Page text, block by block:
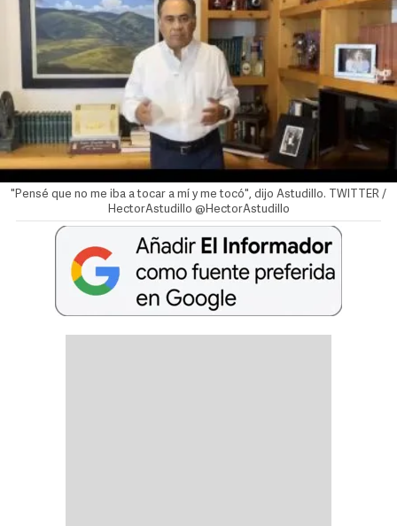
"Pensé que no me iba a tocar a mí y me tocó", dijo Astudillo. TWITTER /
HectorAstudillo @HectorAstudillo